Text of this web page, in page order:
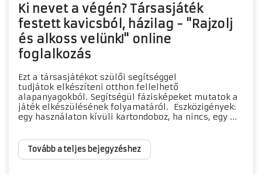
Ki nevet a végén? Társasjáték
festett kavicsból, házilag - "Rajzolj
és alkoss velünk!" online
foglalkozás
Ezt a társasjátékot szülői segítséggel
tudjátok elkészíteni otthon fellelhető
alapanyagokból. Segítségül fázisképeket mutatok a
játék elkészülésének folyamatáról. Eszközigények:
egy használaton kívüli kartondoboz, ha nincs, egy ...
Tovább a teljes bejegyzéshez